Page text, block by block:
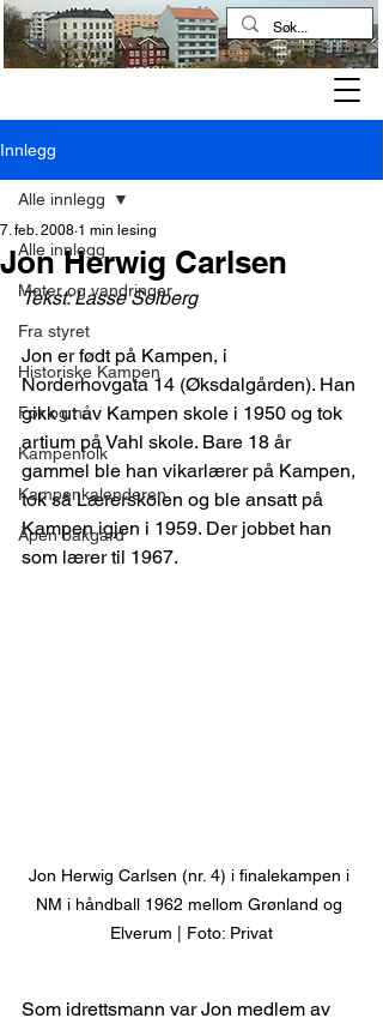
Innlegg
Alle innlegg
Møter og vandringer
Fra styret
Historiske Kampen
Før og nå
Kampenfolk
Kampenkalenderen
Åpen bakgård
Alle innlegg
Jon Herwig Carlsen
7. feb. 2008 1 min lesing
Tekst: Lasse Solberg
Jon er født på Kampen, i
Norderhovgata 14 (Øksdalgården). Han
gikk ut av Kampen skole i 1950 og tok
artium på Vahl skole. Bare 18 år
gammel ble han vikarlærer på Kampen,
tok så Lærerskolen og ble ansatt på
Kampen igjen i 1959. Der jobbet han
som lærer til 1967.
Jon Herwig Carlsen (nr. 4) i finalekampen i
NM i håndball 1962 mellom Grønland og
Elverum | Foto: Privat
Som idrettsmann var Jon medlem av